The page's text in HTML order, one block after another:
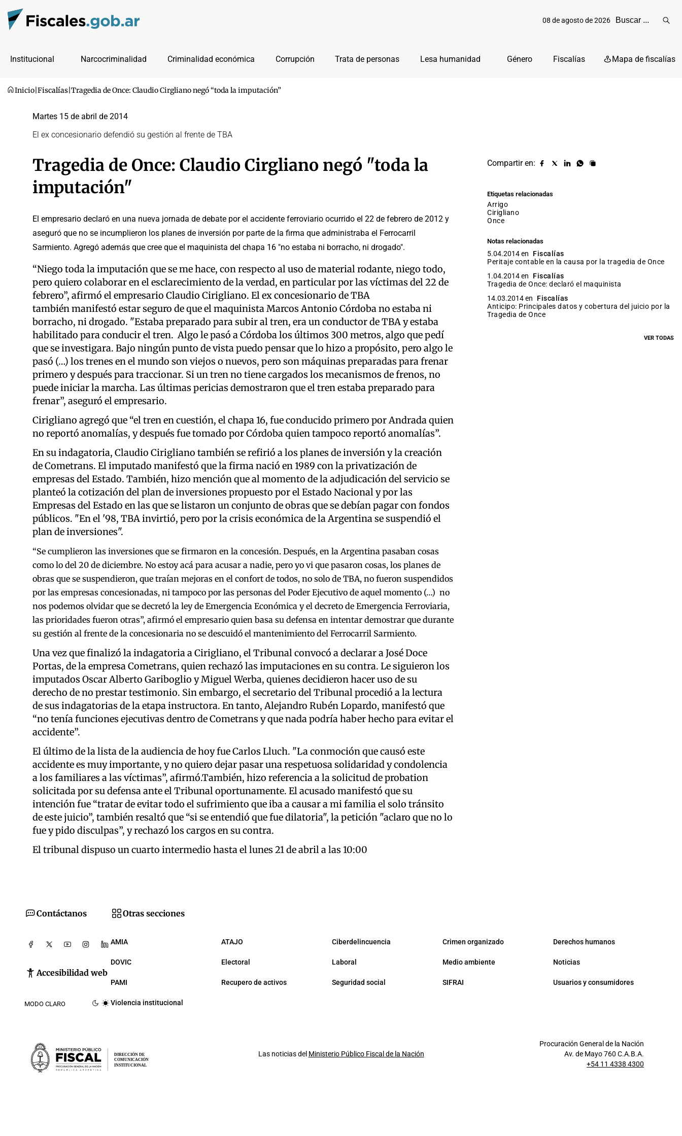
08 de agosto de 2026
Institucional Narcocriminalidad Criminalidad económica Corrupción Trata de personas Lesa humanidad Género Fiscalías Mapa de fiscalías
Inicio Fiscalías Tragedia de Once: Claudio Cirgliano negó “toda la imputación”
Martes 15 de abril de 2014
El ex concesionario defendió su gestión al frente de TBA
Tragedia de Once: Claudio Cirgliano negó "toda la
imputación"
El empresario declaró en una nueva jornada de debate por el accidente ferroviario ocurrido el 22 de febrero de 2012 y
aseguró que no se incumplieron los planes de inversión por parte de la firma que administraba el Ferrocarril
Sarmiento. Agregó además que cree que el maquinista del chapa 16 "no estaba ni borracho, ni drogado".
“Niego toda la imputación que se me hace, con respecto al uso de material rodante, niego todo,
pero quiero colaborar en el esclarecimiento de la verdad, en particular por las víctimas del 22 de
febrero”, afirmó el empresario Claudio Cirigliano. El ex concesionario de TBA
también manifestó estar seguro de que el maquinista Marcos Antonio Córdoba no estaba ni
borracho, ni drogado. "Estaba preparado para subir al tren, era un conductor de TBA y estaba
habilitado para conducir el tren. Algo le pasó a Córdoba los últimos 300 metros, algo que pedí
que se investigara. Bajo ningún punto de vista puedo pensar que lo hizo a propósito, pero algo le
pasó (…) los trenes en el mundo son viejos o nuevos, pero son máquinas preparadas para frenar
primero y después para traccionar. Si un tren no tiene cargados los mecanismos de frenos, no
puede iniciar la marcha. Las últimas pericias demostraron que el tren estaba preparado para
frenar”, aseguró el empresario.
Cirigliano agregó que “el tren en cuestión, el chapa 16, fue conducido primero por Andrada quien
no reportó anomalías, y después fue tomado por Córdoba quien tampoco reportó anomalías”.
En su indagatoria, Claudio Cirigliano también se refirió a los planes de inversión y la creación
de Cometrans. El imputado manifestó que la firma nació en 1989 con la privatización de
empresas del Estado. También, hizo mención que al momento de la adjudicación del servicio se
planteó la cotización del plan de inversiones propuesto por el Estado Nacional y por las
Empresas del Estado en las que se listaron un conjunto de obras que se debían pagar con fondos
públicos. "En el '98, TBA invirtió, pero por la crisis económica de la Argentina se suspendió el
plan de inversiones".
“Se cumplieron las inversiones que se firmaron en la concesión. Después, en la Argentina pasaban cosas
como lo del 20 de diciembre. No estoy acá para acusar a nadie, pero yo vi que pasaron cosas, los planes de
obras que se suspendieron, que traían mejoras en el confort de todos, no solo de TBA, no fueron suspendidos
por las empresas concesionadas, ni tampoco por las personas del Poder Ejecutivo de aquel momento (…) no
nos podemos olvidar que se decretó la ley de Emergencia Económica y el decreto de Emergencia Ferroviaria,
las prioridades fueron otras”, afirmó el empresario quien basa su defensa en intentar demostrar que durante
su gestión al frente de la concesionaria no se descuidó el mantenimiento del Ferrocarril Sarmiento.
Una vez que finalizó la indagatoria a Cirigliano, el Tribunal convocó a declarar a José Doce
Portas, de la empresa Cometrans, quien rechazó las imputaciones en su contra. Le siguieron los
imputados Oscar Alberto Gariboglio y Miguel Werba, quienes decidieron hacer uso de su
derecho de no prestar testimonio. Sin embargo, el secretario del Tribunal procedió a la lectura
de sus indagatorias de la etapa instructora. En tanto, Alejandro Rubén Lopardo, manifestó que
“no tenía funciones ejecutivas dentro de Cometrans y que nada podría haber hecho para evitar el
accidente”.
El último de la lista de la audiencia de hoy fue Carlos Lluch. "La conmoción que causó este
accidente es muy importante, y no quiero dejar pasar una respetuosa solidaridad y condolencia
a los familiares a las víctimas”, afirmó.También, hizo referencia a la solicitud de probation
solicitada por su defensa ante el Tribunal oportunamente. El acusado manifestó que su
intención fue “tratar de evitar todo el sufrimiento que iba a causar a mi familia el solo tránsito
de este juicio”, también resaltó que “si se entendió que fue dilatoria", la petición "aclaro que no lo
fue y pido disculpas”, y rechazó los cargos en su contra.
El tribunal dispuso un cuarto intermedio hasta el lunes 21 de abril a las 10:00
Compartir en:
Compartir
Compartir
Compartir
Compartir
Copiar
Etiquetas relacionadas
arrigo
cirigliano
once
Notas relacionadas
5.04.2014 en
Fiscalías
Peritaje contable en la causa por la tragedia de Once
1.04.2014 en
Fiscalías
Tragedia de Once: declaró el maquinista
14.03.2014 en
Fiscalías
Anticipo: Principales datos y cobertura del juicio por la
Tragedia de Once
VER TODAS
Contáctanos
Accesibilidad web
MODO CLARO
Otras secciones
AMIA ATAJO Ciberdelincuencia Crimen organizado Derechos humanos
DOVIC Electoral Laboral Medio ambiente Noticias
PAMI Recupero de activos Seguridad social SIFRAI Usuarios y consumidores
Violencia institucional
DIRECCIÓN DE
COMUNICACIÓN
INSTITUCIONAL
Las noticias del Ministerio Público Fiscal de la Nación
Procuración General de la Nación
Av. de Mayo 760 C.A.B.A.
+54 11 4338 4300